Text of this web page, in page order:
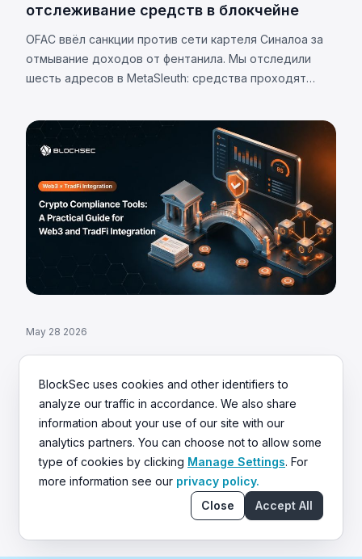
отслеживание средств в блокчейне
OFAC ввёл санкции против сети картеля Синалоа за
отмывание доходов от фентанила. Мы отследили
шесть адресов в MetaSleuth: средства проходят
May 28 2026
практическое руководство по
интеграции Web3 и TradFi
В 2024 году регуляторы наложили штрафы на сумму
$4,2 млрд. Для Web3 и TradFi выбор правильного
стека комплаенса стал обязательным условием
выживания.
BlockSec uses cookies and other identifiers to
analyze our traffic in accordance. We also share
information about your use of our site with our
analytics partners. You can choose not to allow some
type of cookies by clicking Manage Settings. For
more information see our privacy policy.
Close
Accept All